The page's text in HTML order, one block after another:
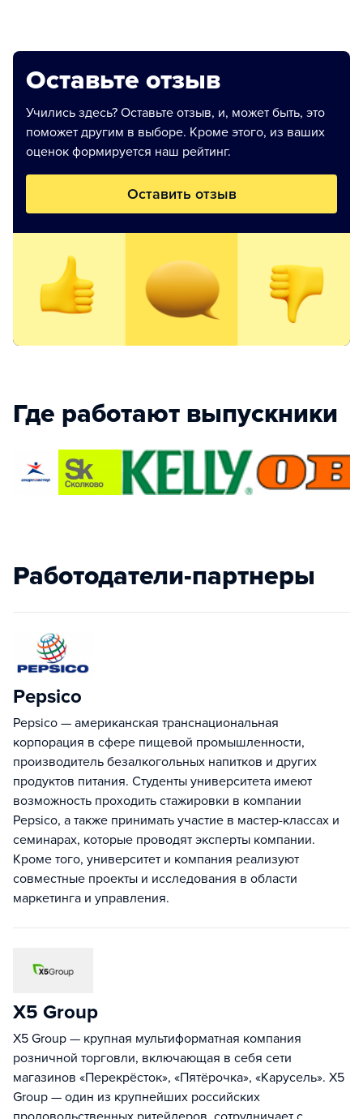
Оставьте отзыв
Учились здесь? Оставьте отзыв, и, может быть, это
поможет другим в выборе. Кроме этого, из ваших
оценок формируется наш рейтинг.
Оставить отзыв
Где работают выпускники
Работодатели-партнеры
Pepsico
Pepsico — американская транснациональная
корпорация в сфере пищевой промышленности,
производитель безалкогольных напитков и других
продуктов питания. Студенты университета имеют
возможность проходить стажировки в компании
Pepsico, а также принимать участие в мастер-классах и
семинарах, которые проводят эксперты компании.
Кроме того, университет и компания реализуют
совместные проекты и исследования в области
маркетинга и управления.
Х5 Group
X5 Group — крупная мультиформатная компания
розничной торговли, включающая в себя сети
магазинов «Перекрёсток», «Пятёрочка», «Карусель». X5
Group — один из крупнейших российских